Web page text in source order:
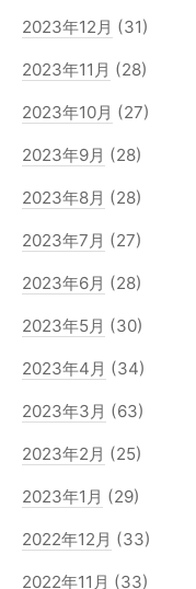
2023年12月 (31)
2023年11月 (28)
2023年10月 (27)
2023年9月 (28)
2023年8月 (28)
2023年7月 (27)
2023年6月 (28)
2023年5月 (30)
2023年4月 (34)
2023年3月 (63)
2023年2月 (25)
2023年1月 (29)
2022年12月 (33)
2022年11月 (33)